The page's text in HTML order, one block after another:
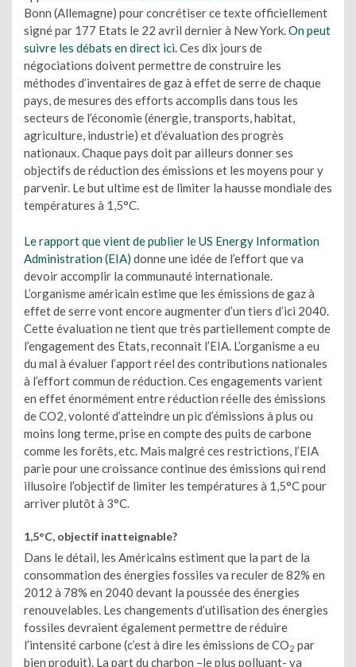
Bonn (Allemagne) pour concrétiser ce texte officiellement
signé par 177 Etats le 22 avril dernier à New York.On peut
suivre les débats en direct ici.Ces dix jours de
négociations doivent permettre de construire les
méthodes d’inventaires de gaz à effet de serre de chaque
pays, de mesures des efforts accomplis dans tous les
secteurs de l’économie (énergie, transports, habitat,
agriculture, industrie) et d’évaluation des progrès
nationaux. Chaque pays doit par ailleurs donner ses
objectifs de réduction des émissions et les moyens pour y
parvenir. Le but ultime est de limiter la hausse mondiale des
températures à 1,5°C.
Le rapport que vient de publier le US Energy Information
Administration (EIA) donne une idée de l’effort que va
devoir accomplir la communauté internationale.
L’organisme américain estime que les émissions de gaz à
effet de serre vont encore augmenter d’un tiers d’ici 2040.
Cette évaluation ne tient que très partiellement compte de
l’engagement des Etats, reconnait l’EIA. L’organisme a eu
du mal à évaluer l’apport réel des contributions nationales
à l’effort commun de réduction. Ces engagements varient
en effet énormément entre réduction réelle des émissions
de CO2, volonté d’atteindre un pic d’émissions à plus ou
moins long terme, prise en compte des puits de carbone
comme les forêts, etc. Mais malgré ces restrictions, l’EIA
parie pour une croissance continue des émissions qui rend
illusoire l’objectif de limiter les températures à 1,5°C pour
arriver plutôt à 3°C.
1,5°C, objectif inatteignable?
Dans le détail, les Américains estiment que la part de la
consommation des énergies fossiles va reculer de 82% en
2012 à 78% en 2040 devant la poussée des énergies
renouvelables. Les changements d’utilisation des énergies
fossiles devraient également permettre de réduire
l’intensité carbone (c’est à dire les émissions de CO2 par
bien produit). La part du charbon –le plus polluant- va